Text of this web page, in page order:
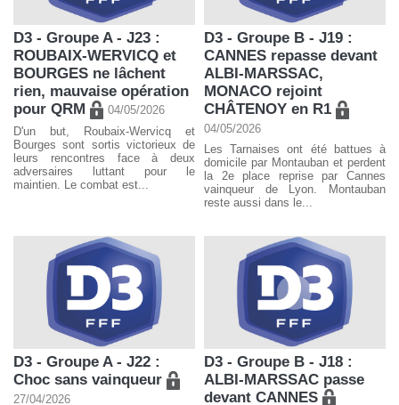
D3 - Groupe A - J23 :
ROUBAIX-WERVICQ et
BOURGES ne lâchent
rien, mauvaise opération
pour QRM
04/05/2026
D'un but, Roubaix-Wervicq et
Bourges sont sortis victorieux de
leurs rencontres face à deux
adversaires luttant pour le
maintien. Le combat est...
D3 - Groupe B - J19 :
CANNES repasse devant
ALBI-MARSSAC,
MONACO rejoint
CHÂTENOY en R1
04/05/2026
Les Tarnaises ont été battues à
domicile par Montauban et perdent
la 2e place reprise par Cannes
vainqueur de Lyon. Montauban
reste aussi dans le...
D3 - Groupe A - J22 :
Choc sans vainqueur
27/04/2026
D3 - Groupe B - J18 :
ALBI-MARSSAC passe
devant CANNES